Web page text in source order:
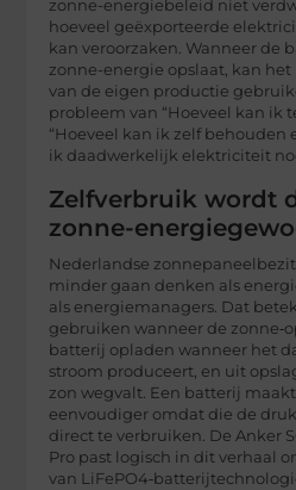
zonne-energiebeleid niet
hoeveel geëxporteerde
kan veroorzaken. Wanneer de
zonne-energie opslaat, kan
van de eigen productie
probleem van “Hoeveel kan ik
“Hoeveel kan ik zelf
ik daadwerkelijk elektriciteit
Zelfverbruik wordt
zonne-
Nederlandse
minder gaan denken als
als energiemanagers. Dat
gebruiken wanneer de
batterij opladen wanneer het
stroom produceert, en uit
zon wegvalt. Een batterij
eenvoudiger omdat die de
direct te verbruiken. De Anker
Pro past logisch in dit verhaal
van